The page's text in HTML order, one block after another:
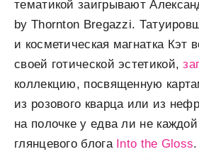
тематикой заигрывают
by Thornton Bregazzi.
и косметическая магнатка Кэт
своей готической эстетикой,
коллекцию, посвященную
из розового кварца или из
на полочке у едва ли не каждой
глянцевого блога Into the Gloss